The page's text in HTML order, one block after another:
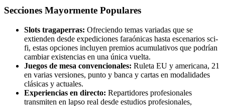
Secciones Mayormente Populares
Slots tragaperras: Ofreciendo temas variadas que se
extienden desde expediciones faraónicas hasta escenarios sci-
fi, estas opciones incluyen premios acumulativos que podrían
cambiar existencias en una única vuelta.
Juegos de mesa convencionales: Ruleta EU y americana, 21
en varias versiones, punto y banca y cartas en modalidades
clásicas y actuales.
Experiencias en directo: Repartidores profesionales
transmiten en lapso real desde estudios profesionales,